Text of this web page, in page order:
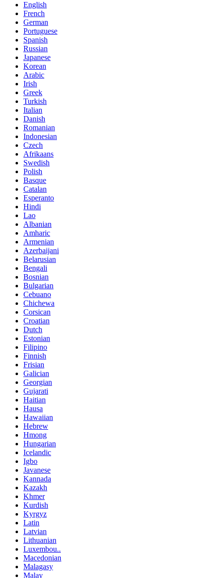
English
French
German
Portuguese
Spanish
Russian
Japanese
Korean
Arabic
Irish
Greek
Turkish
Italian
Danish
Romanian
Indonesian
Czech
Afrikaans
Swedish
Polish
Basque
Catalan
Esperanto
Hindi
Lao
Albanian
Amharic
Armenian
Azerbaijani
Belarusian
Bengali
Bosnian
Bulgarian
Cebuano
Chichewa
Corsican
Croatian
Dutch
Estonian
Filipino
Finnish
Frisian
Galician
Georgian
Gujarati
Haitian
Hausa
Hawaiian
Hebrew
Hmong
Hungarian
Icelandic
Igbo
Javanese
Kannada
Kazakh
Khmer
Kurdish
Kyrgyz
Latin
Latvian
Lithuanian
Luxembou..
Macedonian
Malagasy
Malay